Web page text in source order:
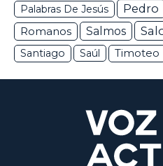
Palabras De Jesús Pedro
Romanos Salmos
Santiago
Saúl Timoteo